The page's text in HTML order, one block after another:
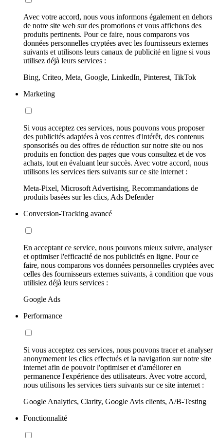
Avec votre accord, nous vous informons également en dehors
de notre site web sur des promotions et vous affichons des
produits pertinents. Pour ce faire, nous comparons vos
données personnelles cryptées avec les fournisseurs externes
suivants et utilisons leurs canaux de publicité en ligne si vous
utilisez déjà leurs services :
Bing, Criteo, Meta, Google, LinkedIn, Pinterest, TikTok
Marketing
Si vous acceptez ces services, nous pouvons vous proposer
des publicités adaptées à vos centres d'intérêt, des contenus
sponsorisés ou des offres de réduction sur notre site ou nos
produits en fonction des pages que vous consultez et de vos
achats, tout en évaluant leur succès. Avec votre accord, nous
utilisons les services tiers suivants sur ce site internet :
Meta-Pixel, Microsoft Advertising, Recommandations de
produits basées sur les clics, Ads Defender
Conversion-Tracking avancé
En acceptant ce service, nous pouvons mieux suivre, analyser
et optimiser l'efficacité de nos publicités en ligne. Pour ce
faire, nous comparons vos données personnelles cryptées avec
celles des fournisseurs externes suivants, à condition que vous
utilisiez déjà leurs services :
Google Ads
Performance
Si vous acceptez ces services, nous pouvons tracer et analyser
anonymement les clics effectués et la navigation sur notre site
internet afin de pouvoir l'optimiser et d'améliorer en
permanence l'expérience des utilisateurs. Avec votre accord,
nous utilisons les services tiers suivants sur ce site internet :
Google Analytics, Clarity, Google Avis clients, A/B-Testing
Fonctionnalité